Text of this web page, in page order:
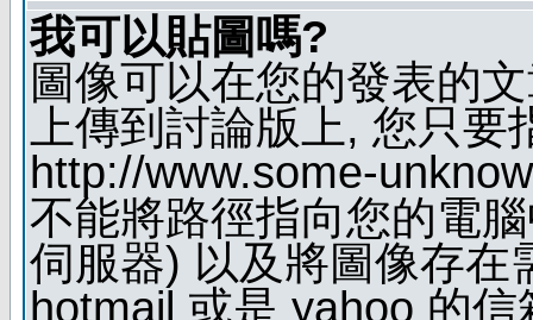
我可以貼圖嗎?
圖像可以在您的發表的
上傳到討論版上, 您只
http://www.some-
不能將路徑指向您的電
伺服器) 以及將圖像存在
hotmail 或是 yahoo 的